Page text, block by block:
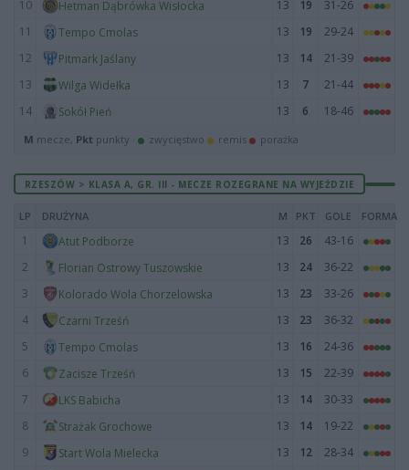
10 Hetman Dąbrówka Wisłocka 13 19
31-26
11
Tempo Cmolas 13 19
29-24
12
Pitmark Jaślany 13 14
21-39
13
Wilga Widełka 13 7
21-44
14
Sokół Pień 13 6 18-46
M mecze, Pkt punkty · zwycięstwo remis porażka
RZESZÓW > KLASA A, GR. III - MECZE ROZEGRANE NA WYJEŹDZIE
LP DRUŻYNA M PKT GOLE FORMA
1 Atut Podborze 13 26
43-16
2
Florian Ostrowy Tuszowskie 13 24
36-22
3
Kolorado Wola Chorzelowska 13 23
33-26
4
Czarni Trześń 13 23
36-32
5
Tempo Cmolas 13 16
24-36
6
Zacisze Trześń 13 15
22-39
7
LKS Babicha 13 14
30-33
8
Strażak Grochowe 13 14
19-22
9
Start Wola Mielecka 13 12
28-34